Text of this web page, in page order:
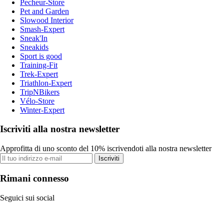
Pecheur-Store
Pet and Garden
Slowood Interior
Smash-Expert
Sneak'In
Sneakids
Sport is good
Training-Fit
Trek-Expert
Triathlon-Expert
TripNBikers
Vélo-Store
Winter-Expert
Iscriviti alla nostra newsletter
Approfitta di uno sconto del 10% iscrivendoti alla nostra newsletter
Iscriviti
Rimani connesso
Seguici sui social